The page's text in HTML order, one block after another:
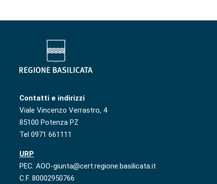
Contatti e indirizzi
Viale Vincenzo Verrastro, 4
85100 Potenza PZ
Tel 0971 661111
URP
PEC: AOO-giunta@cert.regione.basilicata.it
C.F. 80002950766